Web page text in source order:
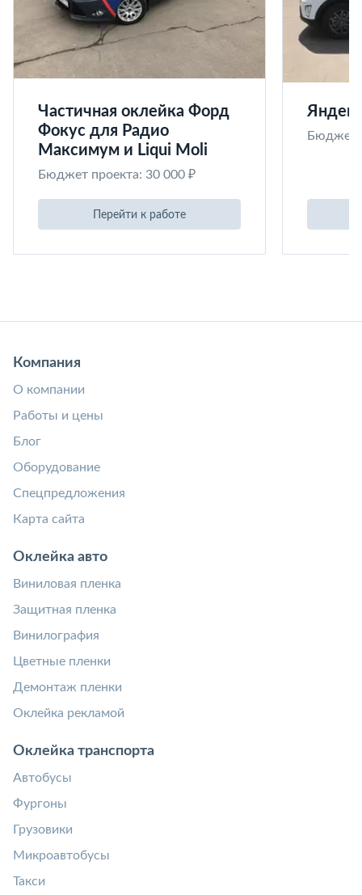
Частичная оклейка Форд
Фокус для Радио
Максимум и Liqui Moli
Бюджет проекта: 30 000 ₽
Перейти к работе
Бюджет
Компания
О компании
Работы и цены
Блог
Оборудование
Спецпредложения
Карта сайта
Оклейка авто
Виниловая пленка
Защитная пленка
Винилография
Цветные пленки
Демонтаж пленки
Оклейка рекламой
Оклейка транспорта
Автобусы
Фургоны
Грузовики
Микроавтобусы
Такси